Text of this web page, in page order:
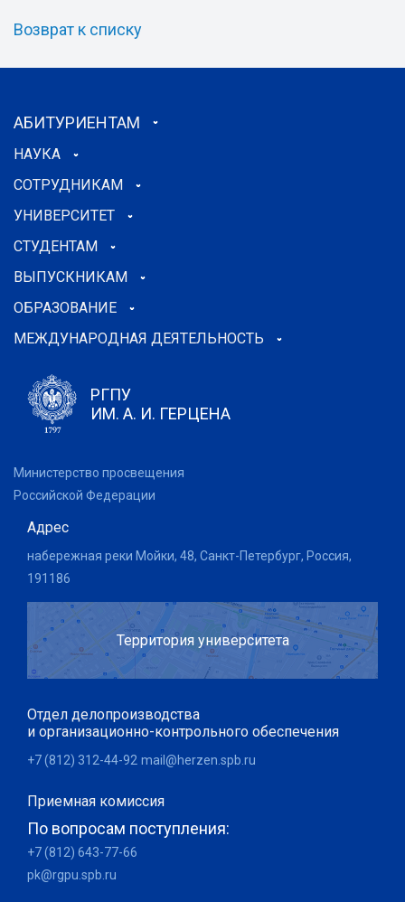
Возврат к списку
АБИТУРИЕНТАМ
НАУКА
СОТРУДНИКАМ
УНИВЕРСИТЕТ
СТУДЕНТАМ
ВЫПУСКНИКАМ
ОБРАЗОВАНИЕ
МЕЖДУНАРОДНАЯ ДЕЯТЕЛЬНОСТЬ
РГПУ
ИМ. А. И. ГЕРЦЕНА
Министерство просвещения
Российской Федерации
Адрес
набережная реки Мойки, 48, Санкт-Петербург, Россия,
191186
Территория университета
Отдел делопроизводства
и организационно-контрольного обеспечения
+7 (812) 312-44-92 mail@herzen.spb.ru
Приемная комиссия
По вопросам поступления:
+7 (812) 643-77-66
pk@rgpu.spb.ru